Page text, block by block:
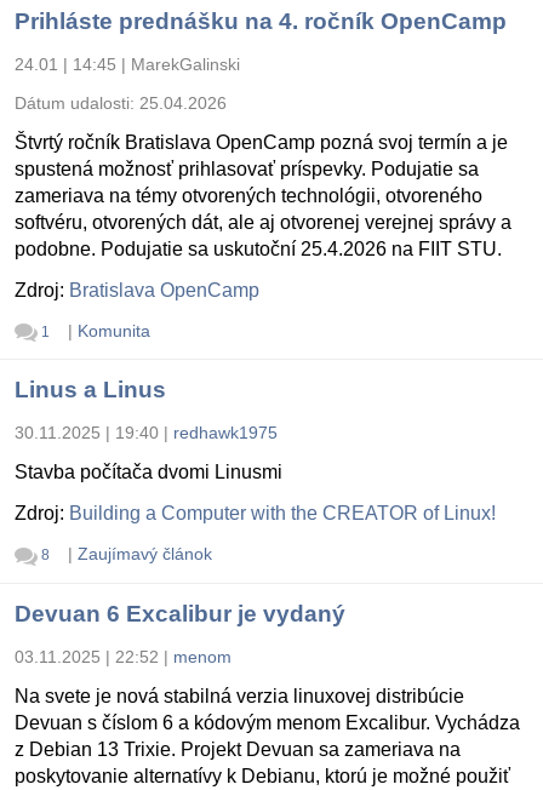
Prihláste prednášku na 4. ročník OpenCamp
24.01 | 14:45 | MarekGalinski
Dátum udalosti: 25.04.2026
Štvrtý ročník Bratislava OpenCamp pozná svoj termín a je
spustená možnosť prihlasovať príspevky. Podujatie sa
zameriava na témy otvorených technológii, otvoreného
softvéru, otvorených dát, ale aj otvorenej verejnej správy a
podobne. Podujatie sa uskutoční 25.4.2026 na FIIT STU.
Zdroj: Bratislava OpenCamp
1 | Komunita
Linus a Linus
30.11.2025 | 19:40 | redhawk1975
Stavba počítača dvomi Linusmi
Zdroj: Building a Computer with the CREATOR of Linux!
8 | Zaujímavý článok
Devuan 6 Excalibur je vydaný
03.11.2025 | 22:52 | menom
Na svete je nová stabilná verzia linuxovej distribúcie
Devuan s číslom 6 a kódovým menom Excalibur. Vychádza
z Debian 13 Trixie. Projekt Devuan sa zameriava na
poskytovanie alternatívy k Debianu, ktorú je možné použiť